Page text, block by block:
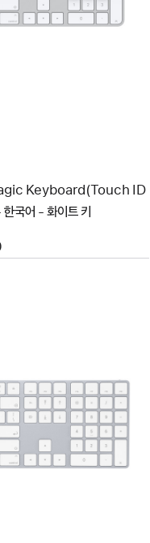
Keyboard(Touch ID
국어 - 화이트 키